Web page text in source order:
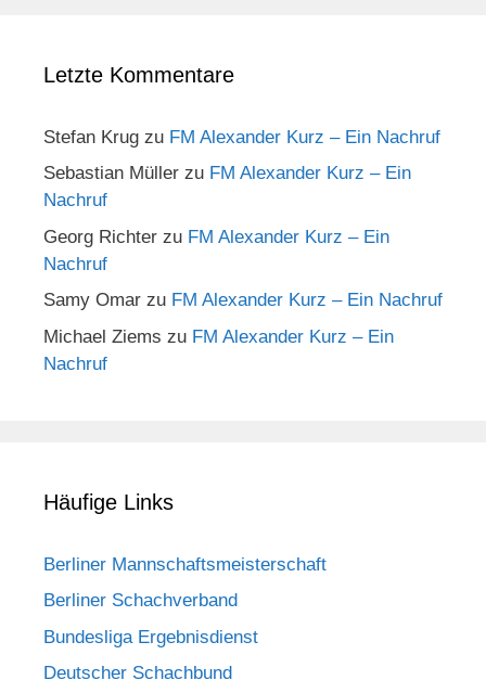
Letzte Kommentare
Stefan Krug zu FM Alexander Kurz – Ein Nachruf
Sebastian Müller zu FM Alexander Kurz – Ein
Nachruf
Georg Richter zu FM Alexander Kurz – Ein
Nachruf
Samy Omar zu FM Alexander Kurz – Ein Nachruf
Michael Ziems zu FM Alexander Kurz – Ein
Nachruf
Häufige Links
Berliner Mannschaftsmeisterschaft
Berliner Schachverband
Bundesliga Ergebnisdienst
Deutscher Schachbund